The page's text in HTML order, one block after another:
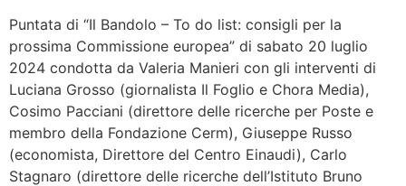
Fondazione CERM – Idee
Puntata di “Il Bandolo – To do list: consigli per la
prossima Commissione europea” di sabato 20 luglio
2024 condotta da Valeria Manieri con gli interventi di
Luciana Grosso (giornalista Il Foglio e Chora Media),
Cosimo Pacciani (direttore delle ricerche per Poste e
membro della Fondazione Cerm), Giuseppe Russo
(economista, Direttore del Centro Einaudi), Carlo
Stagnaro (direttore delle ricerche dell’Istituto Bruno